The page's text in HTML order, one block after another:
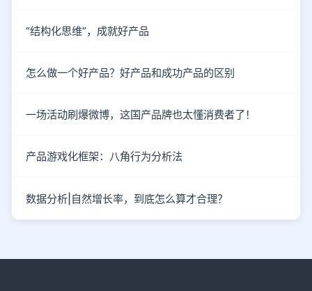
“结构化思维”，成就好产品
怎么做一个好产品？好产品和成功产品的区别
一场活动刷爆微博，这国产品牌也太懂消费者了！
产品游戏化框架：八角行为分析法
数据分析|自然增长率，到底怎么算才合理？